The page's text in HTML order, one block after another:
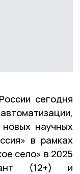
сегодня
научных
в рамках
село» в 2025
(12+) и